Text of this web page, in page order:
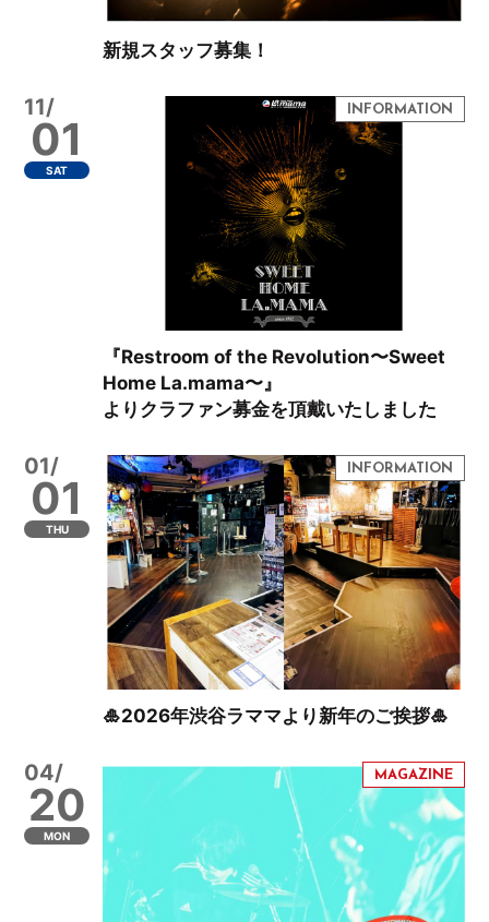
新規スタッフ募集！
11/
01
SAT
『Restroom of the Revolution〜Sweet
Home La.mama〜』
よりクラファン募金を頂戴いたしました
01/
01
THU
🎍2026年渋谷ラママより新年のご挨拶🎍
04/
20
MON